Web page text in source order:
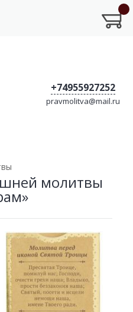
+74955927252
pravmolitva@mail.ru
молитвы